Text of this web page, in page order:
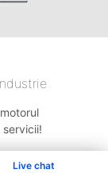
Live chat